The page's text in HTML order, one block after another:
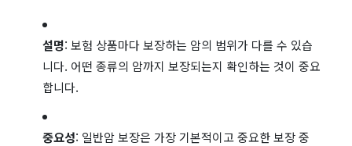
설명: 보험 상품마다 보장하는 암의 범위가 다를 수 있습
니다. 어떤 종류의 암까지 보장되는지 확인하는 것이 중요
합니다.
중요성: 일반암 보장은 가장 기본적이고 중요한 보장 중